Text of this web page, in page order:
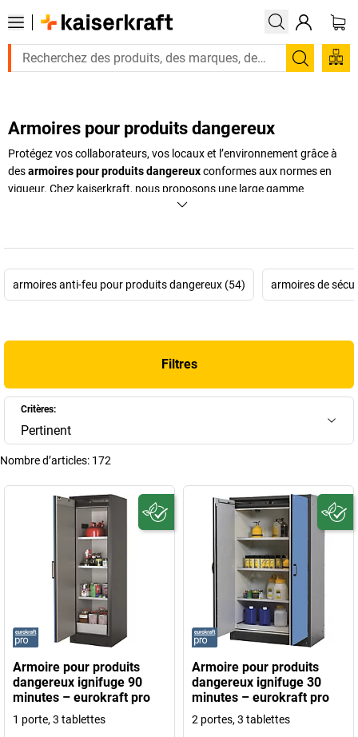
Armoires pour produits dangereux
Protégez vos collaborateurs, vos locaux et l’environnement grâce à
desarmoires pour produits dangereuxconformes aux normes en
vigueur. Chez kaiserkraft, nous proposons une large gamme
, conçues pour le stockage en toute sécurité de
armoire pour produit inflammable
adaptée à vos besoins. Nos
globale de votre site tout en respectant vos obligations légales.
+Afficher plus
armoires anti-feu pour produits dangereux (54) armoires de
Filtres
Critères:
Pertinent
Nombre d’articles: 172
Armoire pour produits
dangereux ignifuge 90
minutes – eurokraft pro
1 porte, 3 tablettes
Armoire pour produits
dangereux ignifuge 30
minutes – eurokraft pro
2 portes, 3 tablettes